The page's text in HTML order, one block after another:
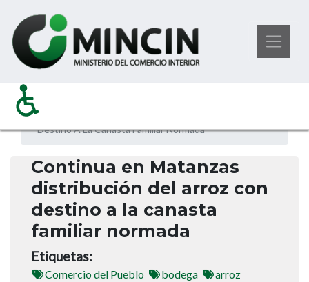
Destino A La Canasta Familiar Normada
Continua en Matanzas
distribución del arroz con
destino a la canasta
familiar normada
Etiquetas
Comercio del Pueblo bodega
arroz